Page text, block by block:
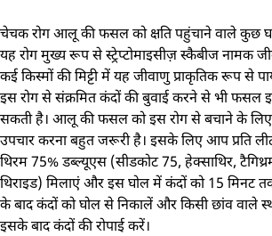
चेचक रोग आलू की फसल को क्षति पहुंचाने वाले कुछ
यह रोग मुख्य रूप से स्ट्रेप्टोमाइसीज़ स्कैबीज नामक
कई किस्मों की मिट्टी में यह जीवाणु प्राकृतिक रूप से
इस रोग से संक्रमित कंदों की बुवाई करने से भी फसल
सकती है। आलू की फसल को इस रोग से बचाने के
उपचार करना बहुत जरूरी है। इसके लिए आप प्रति
थिरम 75% डब्ल्यूएस (सीडकोट 75, हेक्साथिर,
थिराइड) मिलाएं और इस घोल में कंदों को 15 मिनट
के बाद कंदों को घोल से निकालें और किसी छांव वाले
इसके बाद कंदों की रोपाई करें।